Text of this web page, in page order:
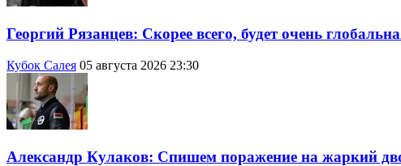
Георгий Рязанцев: Скорее всего, будет очень
Кубок Салея 05 августа 2026 23:30
Александр Кулаков: Спишем поражение на жаркий